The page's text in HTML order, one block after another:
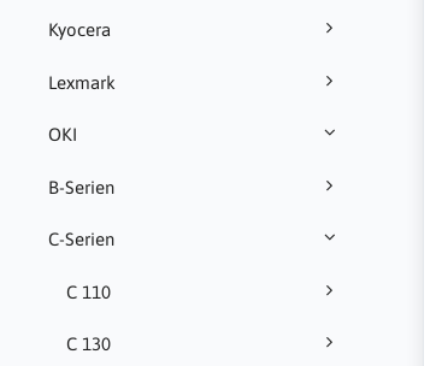
Kyocera
Lexmark
OKI
B-Serien
C-Serien
C 110
C 130